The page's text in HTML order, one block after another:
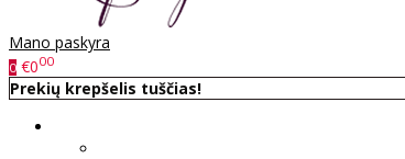
Mano paskyra
0 €000
Prekių krepšelis tuščias!